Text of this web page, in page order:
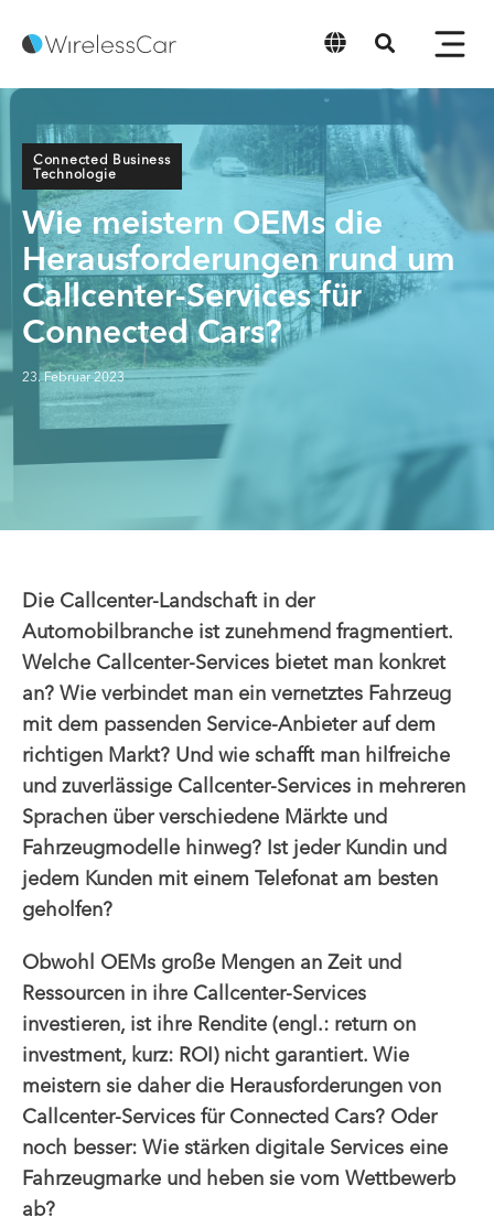
Deutsch
Connected Business
Technologie
Wie meistern OEMs die
Herausforderungen rund um
Callcenter-Services für
Connected Cars?
23. Februar 2023
Die Callcenter-Landschaft in der
Automobilbranche ist zunehmend fragmentiert.
Welche Callcenter-Services bietet man konkret
an? Wie verbindet man ein vernetztes Fahrzeug
mit dem passenden Service-Anbieter auf dem
richtigen Markt? Und wie schafft man hilfreiche
und zuverlässige Callcenter-Services in mehreren
Sprachen über verschiedene Märkte und
Fahrzeugmodelle hinweg? Ist jeder Kundin und
jedem Kunden mit einem Telefonat am besten
geholfen?
Obwohl OEMs große Mengen an Zeit und
Ressourcen in ihre Callcenter-Services
investieren, ist ihre Rendite (engl.: return on
investment, kurz: ROI) nicht garantiert. Wie
meistern sie daher die Herausforderungen von
Callcenter-Services für Connected Cars? Oder
noch besser: Wie stärken digitale Services eine
Fahrzeugmarke und heben sie vom Wettbewerb
ab?